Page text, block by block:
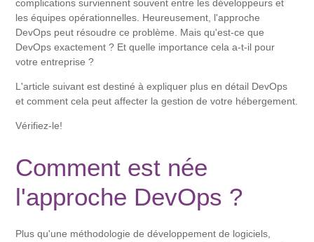
complications surviennent souvent entre les développeurs et
les équipes opérationnelles. Heureusement, l'approche
DevOps peut résoudre ce problème. Mais qu'est-ce que
DevOps exactement ? Et quelle importance cela a-t-il pour
votre entreprise ?
L'article suivant est destiné à expliquer plus en détail DevOps
et comment cela peut affecter la gestion de votre hébergement.
Vérifiez-le!
Comment est née
l'approche DevOps ?
Plus qu'une méthodologie de développement de logiciels,